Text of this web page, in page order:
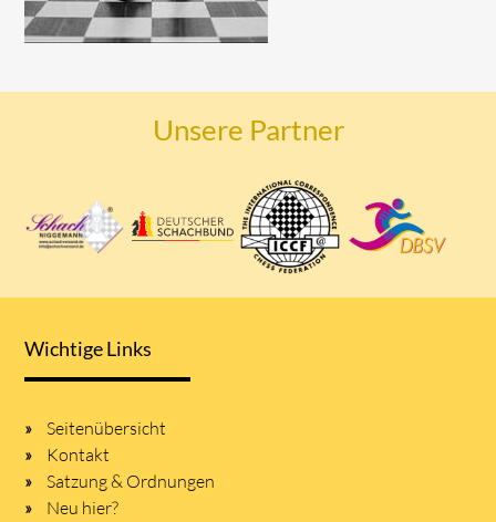
Unsere Partner
Wichtige Links
Seitenübersicht
Kontakt
Satzung & Ordnungen
Neu hier?